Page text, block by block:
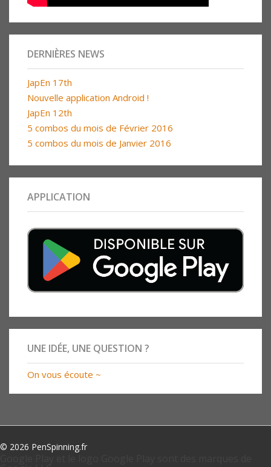
DERNIÈRES NEWS
JapEn 17th
Nouvelle application Android !
JapEn 12th
5 combos du mois de Février 2016
5 combos du mois de Janvier 2016
APPLICATION
UNE IDÉE, UNE QUESTION ?
On vous écoute ~
© 2026 PenSpinning.fr